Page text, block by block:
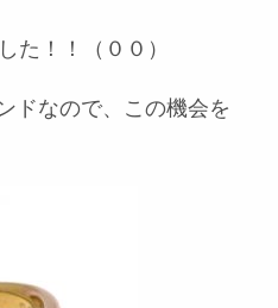
た！！（００）
ドなので、この機会を